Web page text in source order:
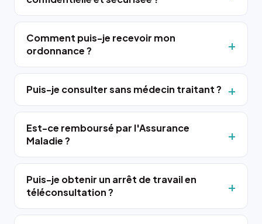
Comment puis-je recevoir mon
ordonnance ?
Puis-je consulter sans médecin traitant ?
Est-ce remboursé par l'Assurance
Maladie ?
Puis-je obtenir un arrêt de travail en
téléconsultation ?